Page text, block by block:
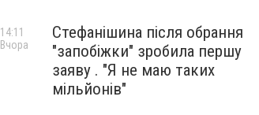
Стефанішина після обрання
"запобіжки" зробила першу
заяву . "Я не маю таких
мільйонів"
14:11
Вчора